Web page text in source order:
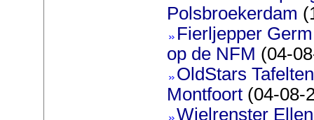
Polsbroekerdam
Fierljepper
op de NFM (04-
OldStars
Montfoort (04-08-
Wielrenster